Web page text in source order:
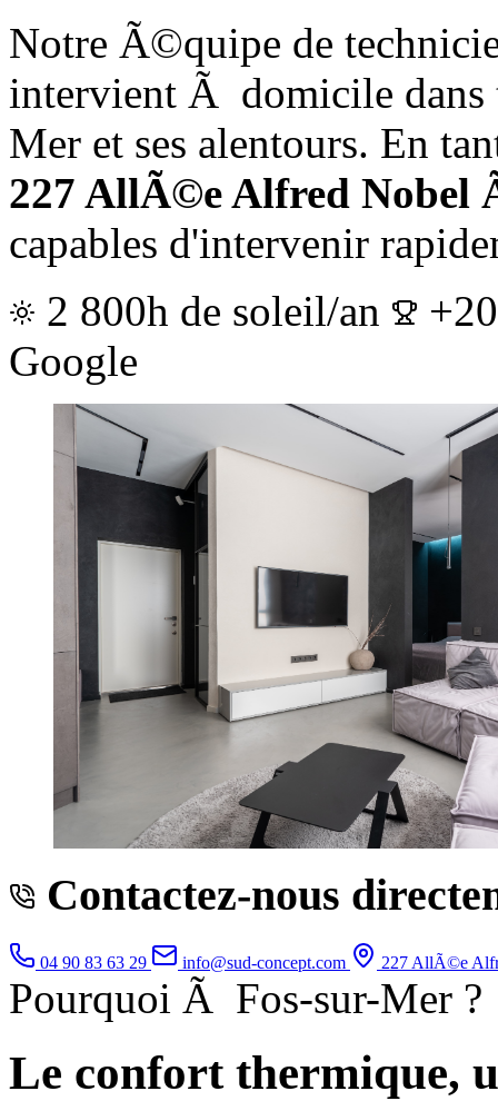
Notre Ã©quipe de
intervient Ã domicile dans
Mer et ses alentours. En
227 AllÃ©e Alfred Nobel
capables d'intervenir
2 800h de soleil/an
Google
Contactez-nous
04 90 83 63 29 info@sud-concept.com 227 AllÃ©e
Pourquoi Ã Fos-sur-Mer ?
Le confort thermique,